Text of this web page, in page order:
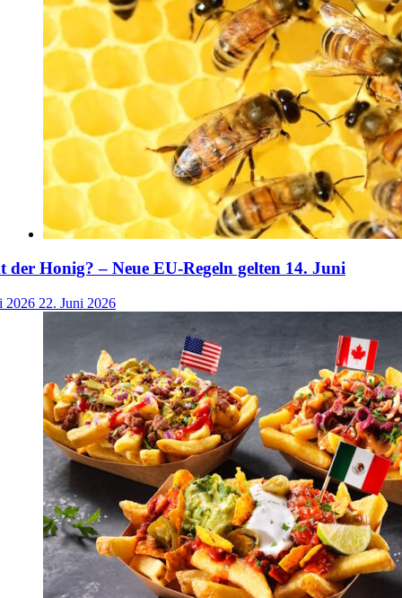
der Honig? – Neue EU-Regeln gelten 14. Juni
2026 22. Juni 2026